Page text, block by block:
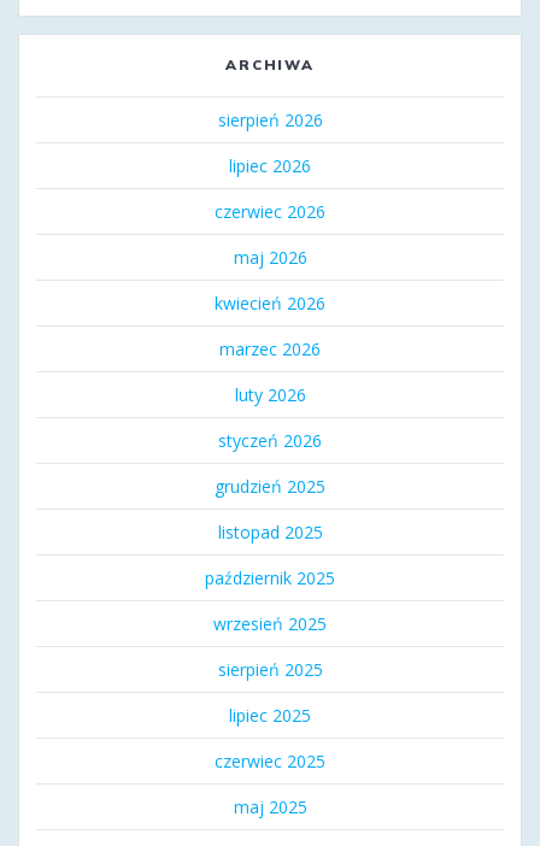
ARCHIWA
sierpień 2026
lipiec 2026
czerwiec 2026
maj 2026
kwiecień 2026
marzec 2026
luty 2026
styczeń 2026
grudzień 2025
listopad 2025
październik 2025
wrzesień 2025
sierpień 2025
lipiec 2025
czerwiec 2025
maj 2025